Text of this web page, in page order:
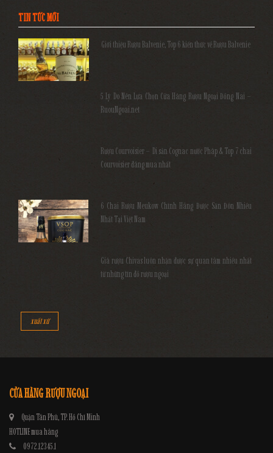
TIN TỨC MỚI
Giới thiệu Rượu Balvenie, Top 6 kiến thức về Rượu Balvenie
5 Lý Do Nên Lựa Chọn Cửa Hàng Rượu Ngoại Đồng Nai –
RuouNgoai.net
Rượu Courvoisier – Di sản Cognac nước Pháp & Top 7 chai
Courvoisier đáng mua nhất
6 Chai Rượu Meukow Chính Hãng Được Săn Đón Nhiều
Nhất Tại Việt Nam
Giá rượu Chivas luôn nhận được sự quan tâm nhiều nhất
từ những tín đồ rượu ngoại
xuất xứ
CỬA HÀNG RƯỢU NGOẠI
Quận Tân Phú, TP. Hồ Chí Minh
HOTLINE mua hàng
0972.12345.1